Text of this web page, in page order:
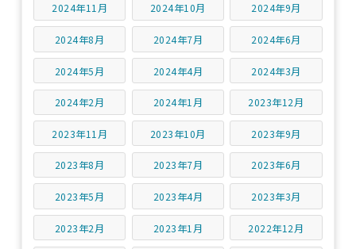
2024年11月 2024年10月 2024年9月
2024年8月 2024年7月 2024年6月
2024年5月 2024年4月 2024年3月
2024年2月 2024年1月 2023年12月
2023年11月 2023年10月 2023年9月
2023年8月 2023年7月 2023年6月
2023年5月 2023年4月 2023年3月
2023年2月 2023年1月 2022年12月